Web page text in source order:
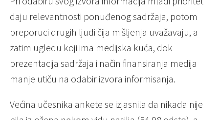
daju relevantnosti ponuđenog sadržaja, potom
preporuci drugih ljudi čija mišljenja uvažavaju, a
zatim ugledu koji ima medijska kuća, dok
prezentacija sadržaja i način finansiranja medija
manje utiču na odabir izvora informisanja.
Većina učesnika ankete se izjasnila da nikada nije